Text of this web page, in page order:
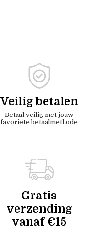
Veilig betalen
Betaal veilig met jouw
favoriete betaalmethode
Gratis
verzending
vanaf €15